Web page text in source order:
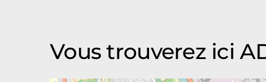
Vous trouverez ici